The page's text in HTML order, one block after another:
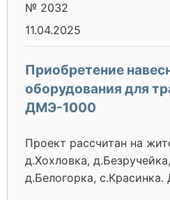
№ 2032
11.04.2025
Приобретение
оборудования для
ДМЭ-1000
Проект рассчитан на
д.Хохловка,
д.Белогорка, с.Красинка.